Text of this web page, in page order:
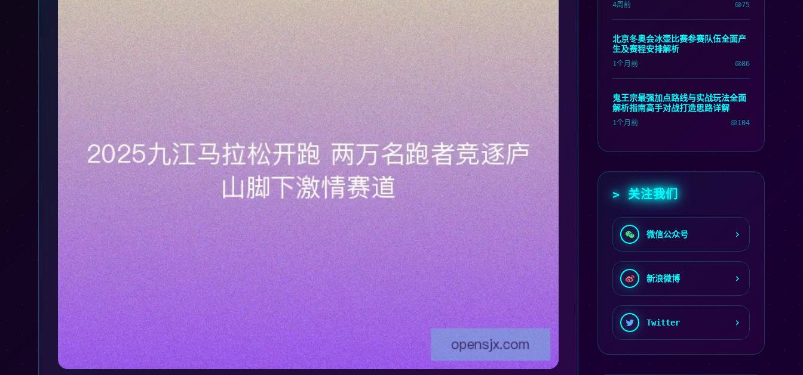
4周前 75
北京冬奥会冰壶比赛参赛队伍全面产
生及赛程安排解析
1个月前 86
鬼王宗最强加点路线与实战玩法全面
解析指南高手对战打造思路详解
1个月前 104
> 关注我们
微信公众号
新浪微博
Twitter